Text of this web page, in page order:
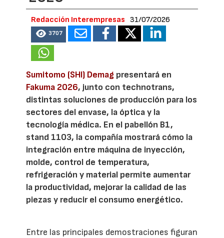
Redacción Interempresas 31/07/2026
3707
Sumitomo (SHI) Demag presentará en
Fakuma 2026, junto con technotrans,
distintas soluciones de producción para los
sectores del envase, la óptica y la
tecnología médica. En el pabellón B1,
stand 1103, la compañía mostrará cómo la
integración entre máquina de inyección,
molde, control de temperatura,
refrigeración y material permite aumentar
la productividad, mejorar la calidad de las
piezas y reducir el consumo energético.
Entre las principales demostraciones figuran